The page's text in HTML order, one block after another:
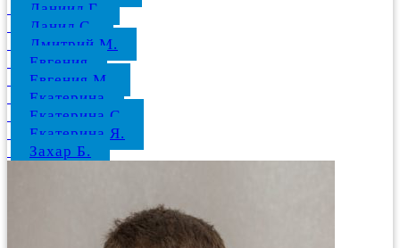
Даниил Г.
Данил С.
Дмитрий М.
Евгения
Евгения М.
Екатерина
Екатерина С.
Екатерина Я.
Захар Б.